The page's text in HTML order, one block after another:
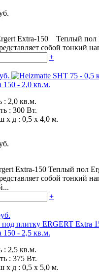
Extra-150 Теплый пол
собой тонкий
+
150 - 2,0 кв.м.
: 2,0 кв.м.
: 300 Вт.
х д : 0,5 х 4,0 м.
Extra-150 Теплый пол
собой тонкий
+
150 - 2,5 кв.м.
: 2,5 кв.м.
: 375 Вт.
х д : 0,5 х 5,0 м.